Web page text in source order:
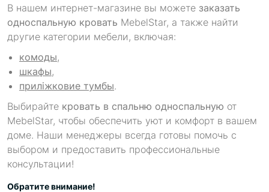
В нашем интернет-магазине вы можете заказать
односпальную кровать MebelStar, а также найти
другие категории мебели, включая:
комоды,
шкафы,
приліжковие тумбы.
Выбирайте кровать в спальню односпальную от
MebelStar, чтобы обеспечить уют и комфорт в вашем
доме. Наши менеджеры всегда готовы помочь с
выбором и предоставить профессиональные
консультации!
Обратите внимание!